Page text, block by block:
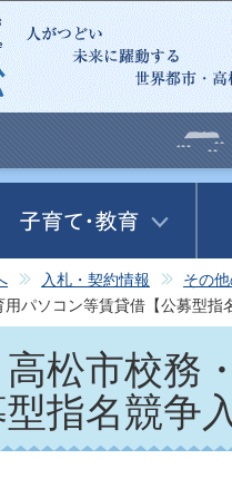
この
入札・契約情報
その
用パソコン等賃貸借【公募型
高松市校務
指名競争